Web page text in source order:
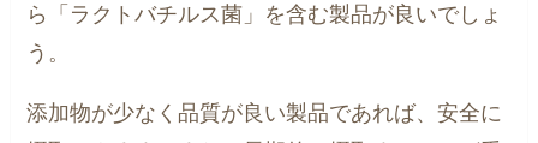
ら「ラクトバチルス菌」を含む製品が良いでしょ
う。
添加物が少なく品質が良い製品であれば、安全に